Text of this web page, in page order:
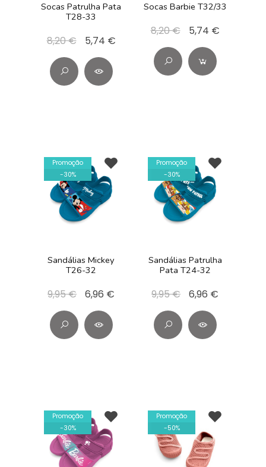
Socas Patrulha Pata
T28-33
8,20 € 5,74 €
Socas Barbie T32/33
8,20 € 5,74 €
Promoção
-30%
Sandálias Mickey
T26-32
9,95 € 6,96 €
Promoção
-30%
Sandálias Patrulha
Pata T24-32
9,95 € 6,96 €
Promoção
-30%
Promoção
-50%